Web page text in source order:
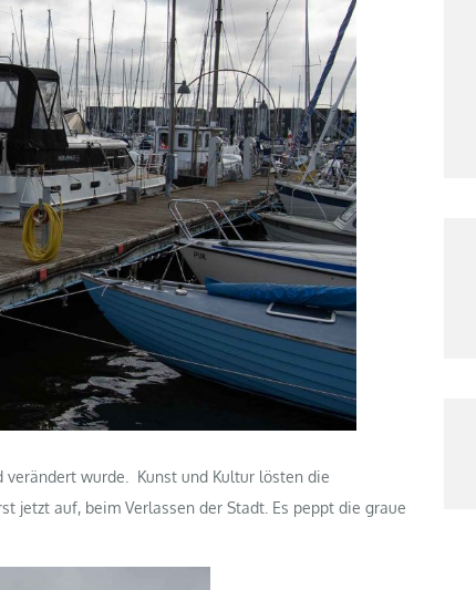
wurde. Kunst und Kultur lösten die
jetzt auf, beim Verlassen der Stadt. Es peppt die graue